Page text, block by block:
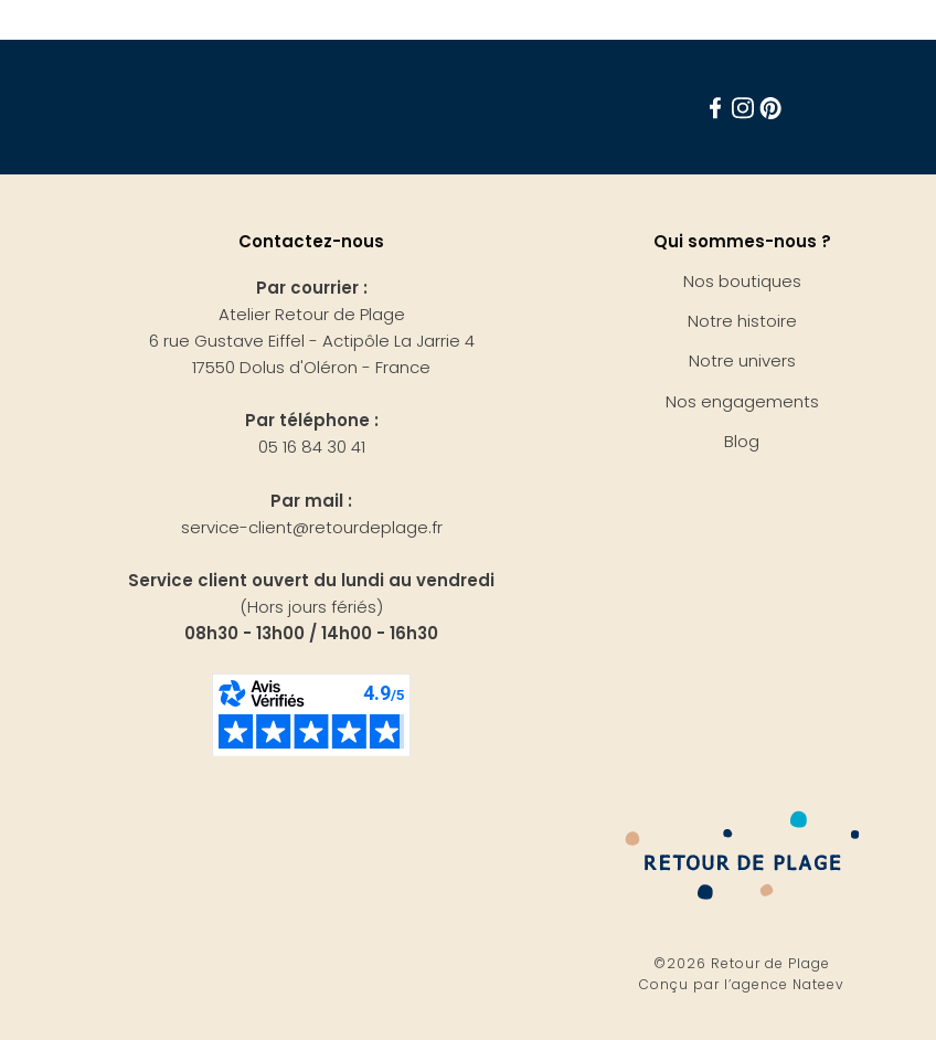
Contactez-nous
Par courrier :
Atelier Retour de Plage
6 rue Gustave Eiffel - Actipôle La Jarrie 4
17550 Dolus d'Oléron - France
Par téléphone :
05 16 84 30 41
Par mail :
service-client@retourdeplage.fr
Service client ouvert du lundi au vendredi
(Hors jours fériés)
08h30 - 13h00 / 14h00 - 16h30
Qui sommes-nous ?
Nos boutiques
Notre histoire
Notre univers
Nos engagements
Blog
©2026 Retour de Plage
Conçu par l’agence Nateev